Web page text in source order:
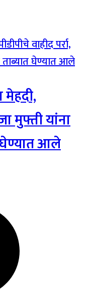
मुफ्ती यांना
घेण्यात आले